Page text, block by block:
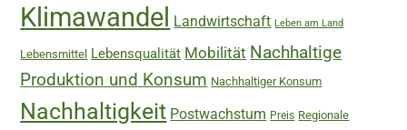
Klimawandel Landwirtschaft Leben am Land
Lebensmittel Lebensqualität Mobilität Nachhaltige
Produktion und Konsum Nachhaltiger Konsum
Nachhaltigkeit Postwachstum Preis Regionale